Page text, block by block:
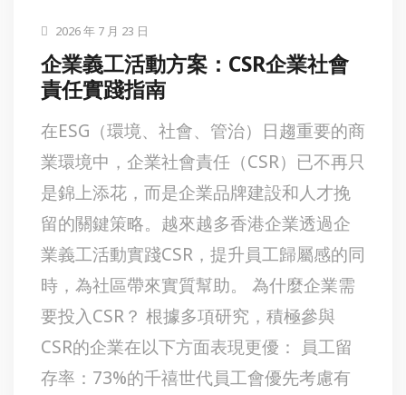
2026 年 7 月 23 日
企業義工活動方案：CSR企業社會
責任實踐指南
在ESG（環境、社會、管治）日趨重要的商
業環境中，企業社會責任（CSR）已不再只
是錦上添花，而是企業品牌建設和人才挽
留的關鍵策略。越來越多香港企業透過企
業義工活動實踐CSR，提升員工歸屬感的同
時，為社區帶來實質幫助。 為什麼企業需
要投入CSR？ 根據多項研究，積極參與
CSR的企業在以下方面表現更優： 員工留
存率：73%的千禧世代員工會優先考慮有